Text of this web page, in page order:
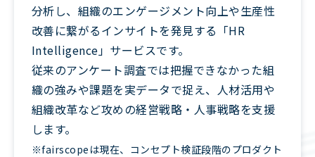
分析し、組織のエンゲージメント向上や生産性
改善に繋がるインサイトを発見する「HR
Intelligence」サービスです。
従来のアンケート調査では把握できなかった組
織の強みや課題を実データで捉え、人材活用や
組織改革など攻めの経営戦略・人事戦略を支援
します。
※fairscopeは現在、コンセプト検証段階のプロダクト